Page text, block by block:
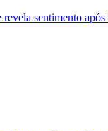
sentimento